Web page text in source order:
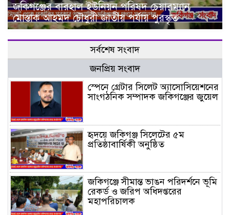
জকিগঞ্জের বারহাল ইউনিয়ন পরিষদ চেয়ারম্যান
মোস্তাক আহমদ চৌধুরী জাতীয় পর্যায় পুরস্কৃত
সর্বশেষ সংবাদ
জনপ্রিয় সংবাদ
স্পেনে গ্রেটার সিলেট অ্যাসোসিয়েশনের
সাংগঠনিক সম্পাদক জকিগঞ্জের জুয়েল
হৃদয়ে জকিগঞ্জ সিলেটের ৫ম
প্রতিষ্ঠাবার্ষিকী অনুষ্ঠিত
জকিগঞ্জে সীমান্ত ভাঙন পরিদর্শনে ভূমি
রেকর্ড ও জরিপ অধিদপ্তরের
মহাপরিচালক